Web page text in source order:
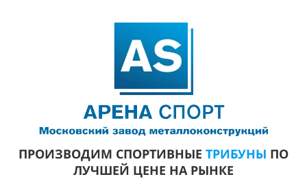
ПРОИЗВОДИМ СПОРТИВНЫЕ ТРИБУНЫ ПО
ЛУЧШЕЙ ЦЕНЕ НА РЫНКЕ